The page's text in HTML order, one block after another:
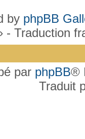
by phpBB
- Traduction
par phpBB®
Traduit